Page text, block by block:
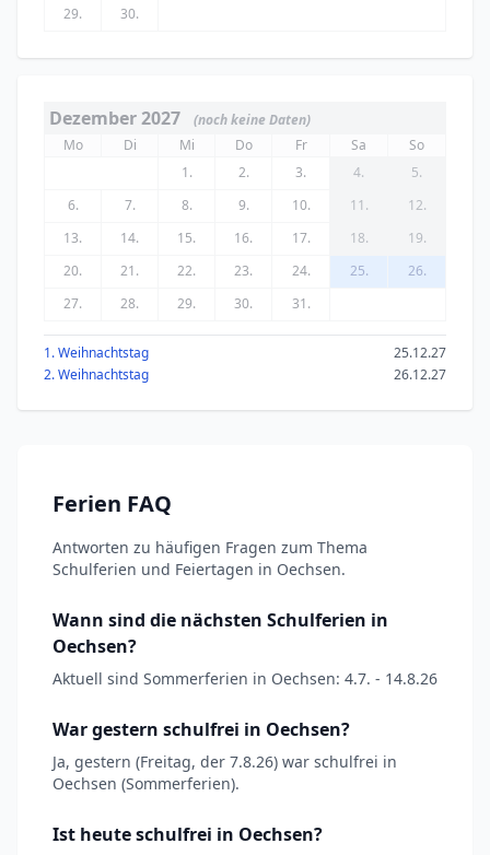
29.
30.
Dezember 2027
(noch keine Daten)
Mo
Di Mi Do Fr Sa
So
1.
2. 3. 4.
5.
6.
7. 8. 9. 10. 11.
12.
13.
14. 15. 16. 17. 18.
19.
20.
21. 22. 23. 24. 25.
26.
27.
28. 29. 30. 31.
1. Weihnachtstag
25.12.27
2. Weihnachtstag
26.12.27
Ferien FAQ
Antworten zu häufigen Fragen zum Thema
Schulferien und Feiertagen in Oechsen.
Wann sind die nächsten Schulferien in
Oechsen?
Aktuell sind Sommerferien in Oechsen: 4.7. - 14.8.26
War gestern schulfrei in Oechsen?
Ja, gestern (Freitag, der 7.8.26) war schulfrei in
Oechsen (Sommerferien).
Ist heute schulfrei in Oechsen?